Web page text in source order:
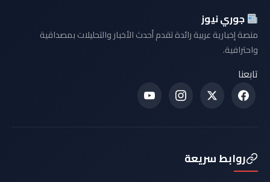
جوري نيوز
منصة إخبارية عربية رائدة تقدم أحدث الأخبار والتحليلات بمصداقية
واحترافية.
تابعنا
روابط سريعة